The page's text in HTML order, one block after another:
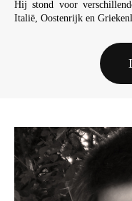
Hij stond voor
Italië, Oostenrijk en